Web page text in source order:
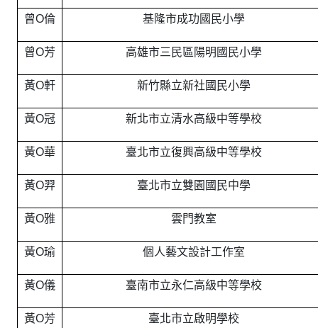
曾O倫 基隆市成功國民小學
曾O芳 高雄市三民區陽明國民小學
黃O軒 新竹縣立新社國民小學
黃O冠 新北市立清水高級中等學校
黃O華 臺北市立復興高級中等學校
黃O羿 臺北市立雙園國民中學
黃O雅 雲門教室
黃O瑜 個人藝文設計工作室
黃O儀 臺南市立永仁高級中等學校
黃O芳 臺北市立啟明學校